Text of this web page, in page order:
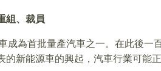
組、裁員
成為首批量產汽車之一。在此後一
新能源車的興起，汽車行業可能